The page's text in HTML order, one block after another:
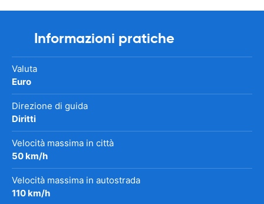
Informazioni pratiche
Valuta
Euro
Direzione di guida
Diritti
Velocità massima in città
50 km/h
Velocità massima in autostrada
110 km/h